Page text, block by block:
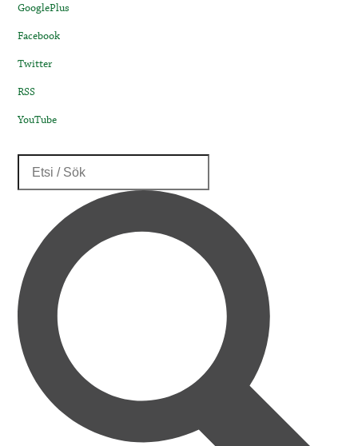
GooglePlus
Facebook
Twitter
RSS
YouTube